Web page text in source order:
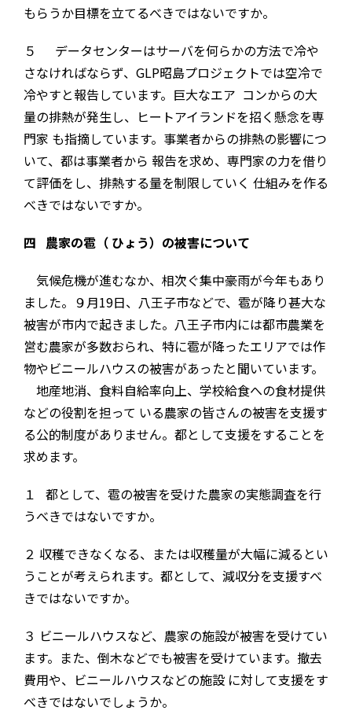
もらうか目標を立てるべきではないですか。
５ データセンターはサーバを何らかの方法で冷や
さなければならず、GLP昭島プロジェクトでは空冷で
冷やすと報告しています。巨大なエア コンからの大
量の排熱が発生し、ヒートアイランドを招く懸念を専
門家 も指摘しています。事業者からの排熱の影響につ
いて、都は事業者から 報告を求め、専門家の力を借り
て評価をし、排熱する量を制限していく 仕組みを作る
べきではないですか。
四 農家の雹（ ひょう）の被害について
気候危機が進むなか、相次ぐ集中豪雨が今年もあり
ました。９月19日、八王子市などで、雹が降り甚大な
被害が市内で起きました。八王子市内には都市農業を
営む農家が多数おられ、特に雹が降ったエリアでは作
物やビニールハウスの被害があったと聞いています。
地産地消、食料自給率向上、学校給食への食材提供
などの役割を担って いる農家の皆さんの被害を支援す
る公的制度がありません。都として支援をすることを
求めます。
１ 都として、雹の被害を受けた農家の実態調査を行
うべきではないですか。
２ 収穫できなくなる、または収穫量が大幅に減るとい
うことが考えられます。都として、減収分を支援すべ
きではないですか。
３ ビニールハウスなど、農家の施設が被害を受けてい
ます。また、倒木などでも被害を受けています。撤去
費用や、ビニールハウスなどの施設 に対して支援をす
べきではないでしょうか。